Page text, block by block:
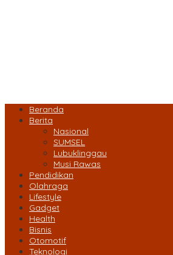
Beranda
Berita
Nasional
SUMSEL
Lubuklinggau
Musi Rawas
Pendidikan
Olahraga
Lifestyle
Gadget
Health
Bisnis
Otomotif
Teknologi